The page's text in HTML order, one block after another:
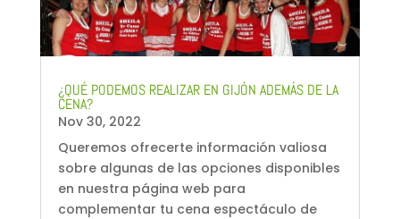
¿QUÉ PODEMOS REALIZAR EN GIJÓN ADEMÁS DE LA
CENA?
Nov 30, 2022
Queremos ofrecerte información valiosa
sobre algunas de las opciones disponibles
en nuestra página web para
complementar tu cena espectáculo de